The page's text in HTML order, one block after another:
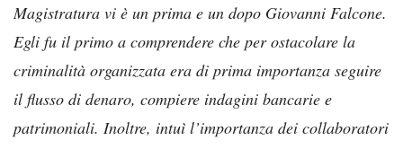
Magistratura vi è un prima e un dopo Giovanni Falcone.
Egli fu il primo a comprendere che per ostacolare la
criminalità organizzata era di prima importanza seguire
il flusso di denaro, compiere indagini bancarie e
patrimoniali. Inoltre, intuì l’importanza dei collaboratori